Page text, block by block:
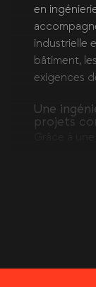
en
industrielle
bâtiment,
exigences
Une
projets